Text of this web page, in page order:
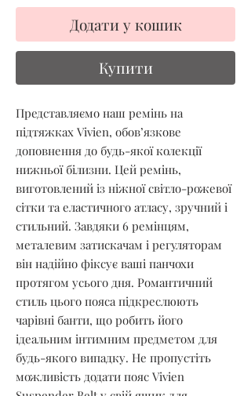
Додати у кошик
Купити
Представляємо наш ремінь на
підтяжках Vivien, обов’язкове
доповнення до будь-якої колекції
нижньої білизни. Цей ремінь,
виготовлений із ніжної світло-рожевої
сітки та еластичного атласу, зручний і
стильний. Завдяки 6 ремінцям,
металевим затискачам і регуляторам
він надійно фіксує ваші панчохи
протягом усього дня. Романтичний
стиль цього пояса підкреслюють
чарівні банти, що робить його
ідеальним інтимним предметом для
будь-якого випадку. Не пропустіть
можливість додати пояс Vivien